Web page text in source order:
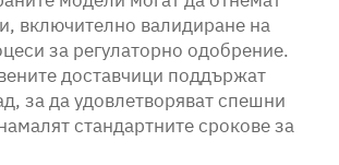
включително валидиране на
за регулаторно одобрение.
доставчици поддържат
за да удовлетворяват спешни
стандартните срокове за